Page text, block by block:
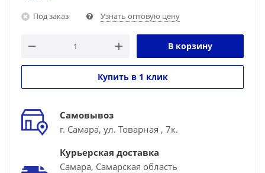
Под заказ Узнать оптовую цену
В корзину
Купить в 1 клик
Самовывоз
г. Самара, ул. Товарная , 7к.
Курьерская доставка
Самара, Самарская область